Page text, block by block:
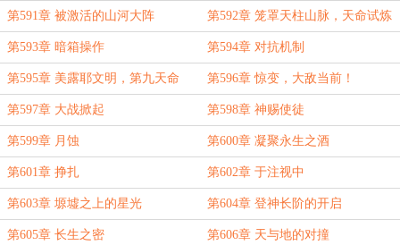
第591章 被激活的山河大阵 第592章 笼罩天柱山脉，天命试炼
第593章 暗箱操作 第594章 对抗机制
第595章 美露耶文明，第九天命 第596章 惊变，大敌当前！
第597章 大战掀起 第598章 神赐使徒
第599章 月蚀 第600章 凝聚永生之酒
第601章 挣扎 第602章 于注视中
第603章 塬墟之上的星光 第604章 登神长阶的开启
第605章 长生之密 第606章 天与地的对撞